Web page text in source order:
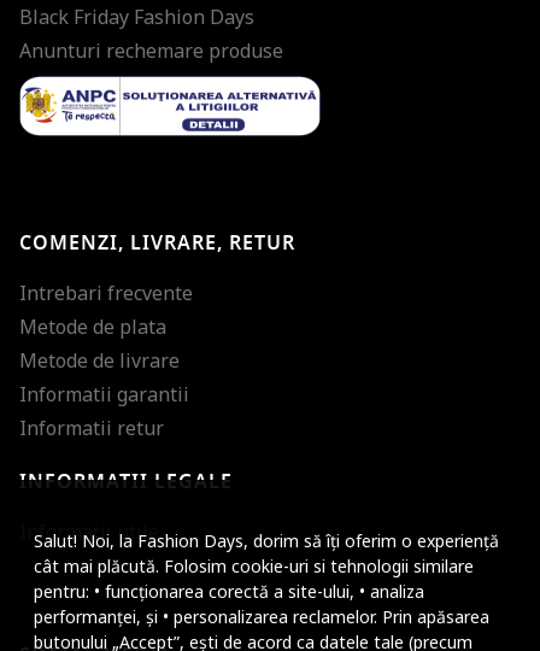
Salut! Noi, la Fashion Days, dorim să îți oferim o experiență
cât mai plăcută. Folosim cookie-uri si tehnologii similare
pentru: • funcționarea corectă a site-ului, • analiza
performanței, și • personalizarea reclamelor. Prin apăsarea
butonului „Accept”, ești de acord ca datele tale (precum
Black Friday Fashion Days
Anunturi rechemare produse
COMENZI, LIVRARE, RETUR
Intrebari frecvente
Metode de plata
Metode de livrare
Informatii garantii
Informatii retur
INFORMATII LEGALE
Informatii utile
Micsoreaza
Mareste spatierea